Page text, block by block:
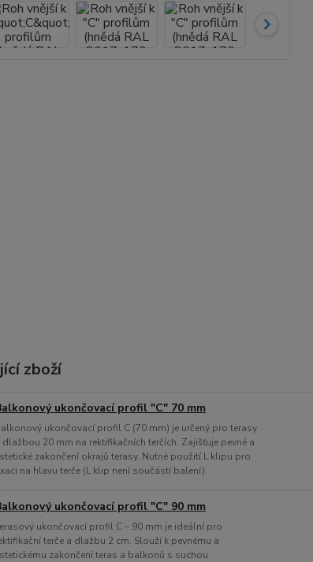
zboží
ukončovací profil "C" 70 mm
ukončovací profil C (70 mm) je určený pro terasy
dlažbou 20 mm na rektifikačních terčích. Zajišťuje pevné a
zakončení okrajů terasy. Nutné použití L klipu pro
na hlavu terče (L klip není součástí balení).
ukončovací profil "C" 90 mm
ukončovací profil C – 90 mm je ideální pro
terče a dlažbu 2 cm. Slouží k pevnému a
zakončení teras a balkonů s suchou